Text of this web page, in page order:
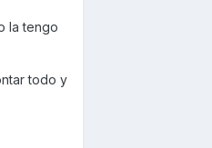
la tengo
todo y